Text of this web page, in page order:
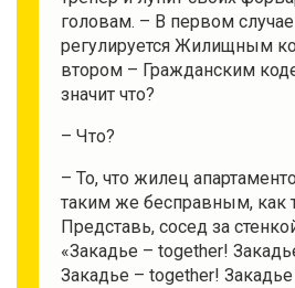
головам. – В первом
регулируется Жилищным
втором – Гражданским
значит что?
– Что?
– То, что жилец
таким же бесправным, как
Представь, сосед за
«Закадье – together!
Закадье – together!